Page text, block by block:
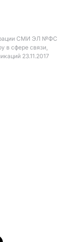
СМИ ЭЛ №ФС
в сфере связи,
23.11.2017